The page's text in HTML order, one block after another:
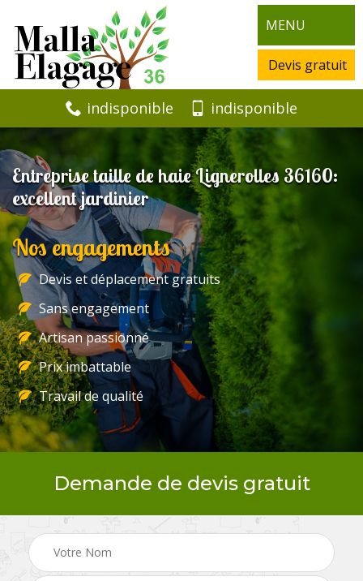
MENU
Devis gratuit
indisponible indisponible
Entreprise taille de haie Lignerolles 36160:
excellent jardinier
Nos engagements
Devis et déplacement gratuits
Sans engagement
Artisan passionné
Prix imbattable
Travail de qualité
Demande de devis gratuit